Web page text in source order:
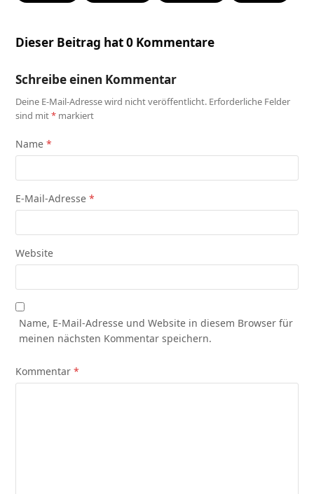
Dieser Beitrag hat 0 Kommentare
Schreibe einen Kommentar
Deine E-Mail-Adresse wird nicht veröffentlicht. Erforderliche Felder
sind mit* markiert
Name*
E-Mail-Adresse*
Website
Name, E-Mail-Adresse und Website in diesem Browser für
meinen nächsten Kommentar speichern.
Kommentar*